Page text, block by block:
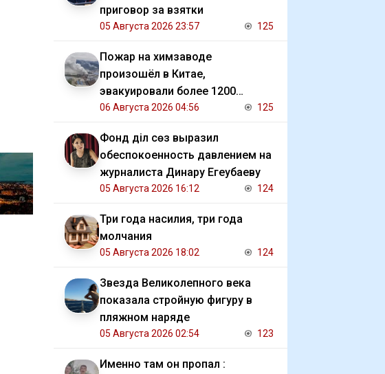
приговор за взятки
05 Августа 2026 23:57 125
Пожар на химзаводе
произошёл в Китае,
эвакуировали более 1200
человек
06 Августа 2026 04:56 125
Фонд Әділ сөз выразил
обеспокоенность давлением на
журналиста Динару Егеубаеву
05 Августа 2026 16:12 124
Три года насилия, три года
молчания
05 Августа 2026 18:02 124
Звезда Великолепного века
показала стройную фигуру в
пляжном наряде
05 Августа 2026 02:54 123
Именно там он пропал :